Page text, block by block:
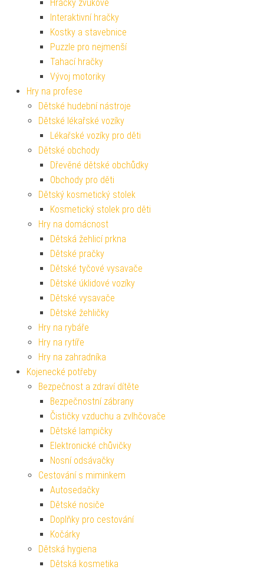
Hračky zvukové
Interaktivní hračky
Kostky a stavebnice
Puzzle pro nejmenší
Tahací hračky
Vývoj motoriky
Hry na profese
Dětské hudební nástroje
Dětské lékařské vozíky
Lékařské vozíky pro děti
Dětské obchody
Dřevěné dětské obchůdky
Obchody pro děti
Dětský kosmetický stolek
Kosmetický stolek pro děti
Hry na domácnost
Dětská žehlicí prkna
Dětské pračky
Dětské tyčové vysavače
Dětské úklidové vozíky
Dětské vysavače
Dětské žehličky
Hry na rybáře
Hry na rytíře
Hry na zahradníka
Kojenecké potřeby
Bezpečnost a zdraví dítěte
Bezpečnostní zábrany
Čističky vzduchu a zvlhčovače
Dětské lampičky
Elektronické chůvičky
Nosní odsávačky
Cestování s miminkem
Autosedačky
Dětské nosiče
Doplňky pro cestování
Kočárky
Dětská hygiena
Dětská kosmetika